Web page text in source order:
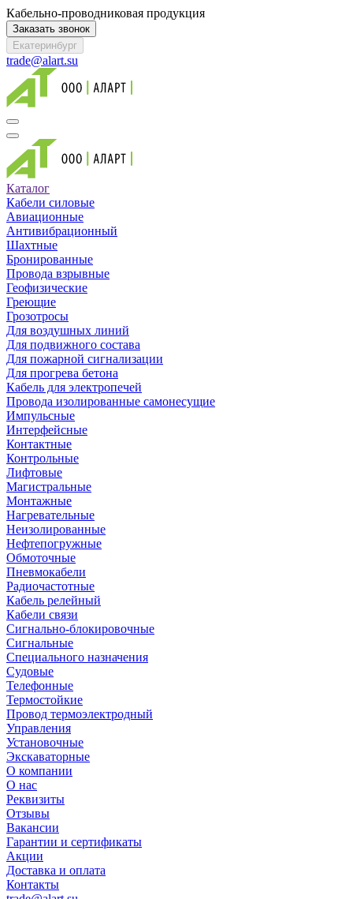
Кабельно-проводниковая продукция
Заказать звонок
Екатеринбург
trade@alart.su
Каталог
Кабели силовые
Авиационные
Антивибрационный
Шахтные
Бронированные
Провода взрывные
Геофизические
Греющие
Грозотросы
Для воздушных линий
Для подвижного состава
Для пожарной сигнализации
Для прогрева бетона
Кабель для электропечей
Провода изолированные самонесущие
Импульсные
Интерфейсные
Контактные
Контрольные
Лифтовые
Магистральные
Монтажные
Нагревательные
Неизолированные
Нефтепогружные
Обмоточные
Пневмокабели
Радиочастотные
Кабель релейный
Кабели связи
Сигнально-блокировочные
Сигнальные
Специального назначения
Судовые
Телефонные
Термостойкие
Провод термоэлектродный
Управления
Установочные
Экскаваторные
О компании
О нас
Реквизиты
Отзывы
Вакансии
Гарантии и сертификаты
Акции
Доставка и оплата
Контакты